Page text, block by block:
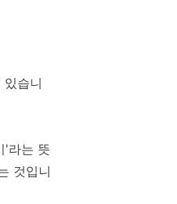
습니
'라는 뜻
것입니